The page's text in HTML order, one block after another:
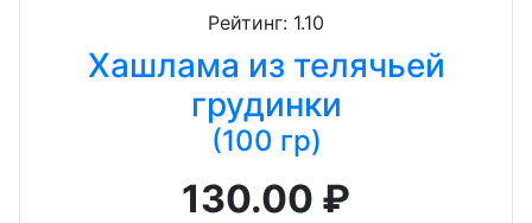
Рейтинг: 1.10
Хашлама из телячьей
грудинки
(100 гр)
130.00 ₽